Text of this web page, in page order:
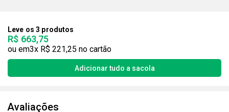
Leve os 3 produtos
R$ 663,75
3x R$ 221,25
Avaliações